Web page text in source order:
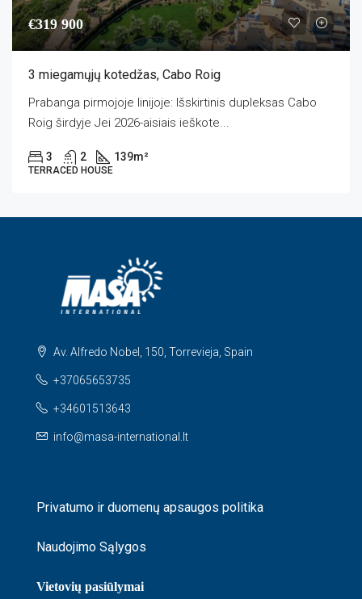
€319 900
3 miegamųjų kotedžas, Cabo Roig
Prabanga pirmojoje linijoje: Išskirtinis dupleksas Cabo
Roig širdyje Jei 2026-aisiais ieškote...
3 2 139m²
TERRACED HOUSE
Av. Alfredo Nobel, 150, Torrevieja, Spain
+37065653735
+34601513643
info@masa-international.lt
Privatumo ir duomenų apsaugos politika
Naudojimo Sąlygos
Vietovių pasiūlymai